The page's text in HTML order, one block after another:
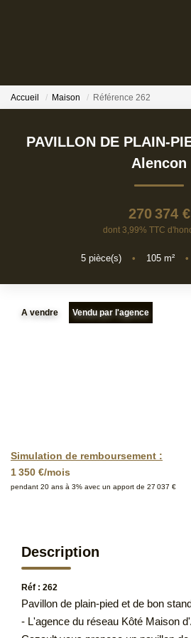
BIENS
CONTACT
Accueil Maison Référence 262
PAVILLON DE PLAIN-
Alencon
270 374 €
dont 3,99% TTC
5 pièce(s) • 105 m² •
A vendre Vendu par l'agence
Simulation de remboursement :
1 350 €/mois
pendant 20 ans à 3% avec un apport de 27 037 €
Description
Réf : 262
Pavillon de plain-pied et de bon
- L'agence du réseau Kôté Maison